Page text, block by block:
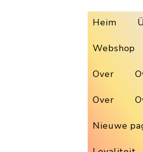
Heim
Webshop
Over
Over
Nieuwe